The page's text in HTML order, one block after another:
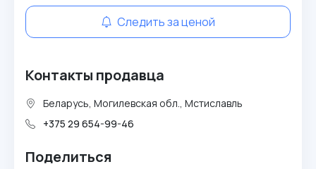
Следить за ценой
Контакты продавца
Беларусь, Могилевская обл., Мстиславль
+375 29 654-99-46
Поделиться